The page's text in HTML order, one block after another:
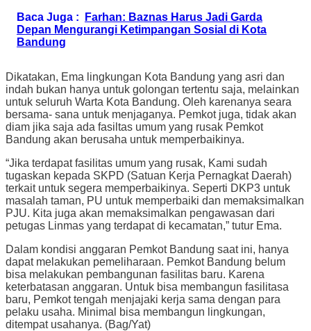
Baca Juga :
Farhan: Baznas Harus Jadi Garda
Depan Mengurangi Ketimpangan Sosial di Kota
Bandung
Dikatakan, Ema lingkungan Kota Bandung yang asri dan
indah bukan hanya untuk golongan tertentu saja, melainkan
untuk seluruh Warta Kota Bandung. Oleh karenanya seara
bersama- sana untuk menjaganya. Pemkot juga, tidak akan
diam jika saja ada fasiltas umum yang rusak Pemkot
Bandung akan berusaha untuk memperbaikinya.
“Jika terdapat fasilitas umum yang rusak, Kami sudah
tugaskan kepada SKPD (Satuan Kerja Pernagkat Daerah)
terkait untuk segera memperbaikinya. Seperti DKP3 untuk
masalah taman, PU untuk memperbaiki dan memaksimalkan
PJU. Kita juga akan memaksimalkan pengawasan dari
petugas Linmas yang terdapat di kecamatan,” tutur Ema.
Dalam kondisi anggaran Pemkot Bandung saat ini, hanya
dapat melakukan pemeliharaan. Pemkot Bandung belum
bisa melakukan pembangunan fasilitas baru. Karena
keterbatasan anggaran. Untuk bisa membangun fasilitasa
baru, Pemkot tengah menjajaki kerja sama dengan para
pelaku usaha. Minimal bisa membangun lingkungan,
ditempat usahanya. (Bag/Yat)